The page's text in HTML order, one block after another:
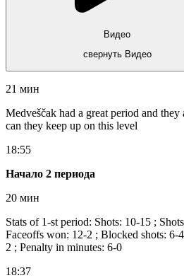
Видео
свернуть Видео
21 мин
Medveščak had a great period and
can they keep up on this level
18:55
Начало 2 периода
20 мин
Stats of 1-st period: Shots: 10-15 ;
Faceoffs won: 12-2 ; Blocked shots: 6-
2 ; Penalty in minutes: 6-0
18:37